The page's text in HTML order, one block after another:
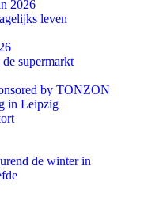
2026
leven
supermarkt
by TONZON
in Leipzig
de winter in